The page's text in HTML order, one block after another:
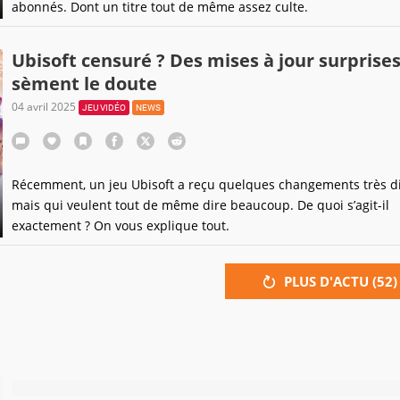
abonnés. Dont un titre tout de même assez culte.
Ubisoft censuré ? Des mises à jour surprises
sèment le doute
04 avril 2025 JEU VIDÉO NEWS
Récemment, un jeu Ubisoft a reçu quelques changements très
mais qui veulent tout de même dire beaucoup. De quoi s’agit-il
exactement ? On vous explique tout.
PLUS D'ACTU (52)